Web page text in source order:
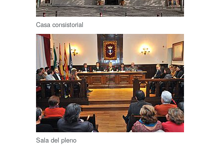
Casa consistorial
Sala del pleno